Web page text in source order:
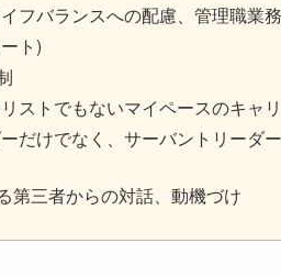
フバランスへの配慮、管理職業
ト)
ストでもないマイペースのキャ
だけでなく、サーバントリーダ
第三者からの対話、動機づけ